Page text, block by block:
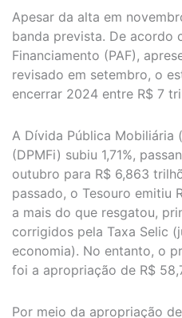
Apesar da alta em
banda prevista. De acordo
Financiamento (PAF),
revisado em setembro, o
encerrar 2024 entre R$ 7
A Dívida Pública Mobiliária
(DPMFi) subiu 1,71%,
outubro para R$ 6,863
passado, o Tesouro emitiu
a mais do que resgatou,
corrigidos pela Taxa Selic
economia). No entanto, o
foi a apropriação de R$
Por meio da apropriação